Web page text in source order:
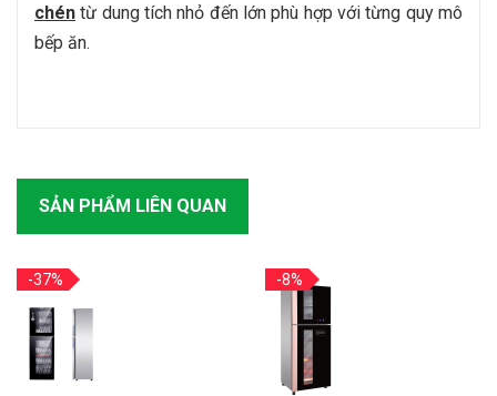
chén từ dung tích nhỏ đến lớn phù hợp với từng quy mô
bếp ăn.
SẢN PHẨM LIÊN QUAN
-37% -8%